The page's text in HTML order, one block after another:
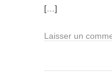
[…]
Laisser un